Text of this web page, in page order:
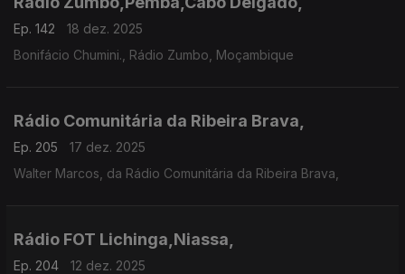
Ep. 142
18 dez. 2025
Bonifácio Chumini., Rádio Zumbo, Moçambique
Rádio Comunitária da Ribeira Brava,
Ep. 205
17 dez. 2025
Walter Marcos, da Rádio Comunitária da Ribeira Brava,
Rádio FOT Lichinga,Niassa,
Ep. 204
12 dez. 2025